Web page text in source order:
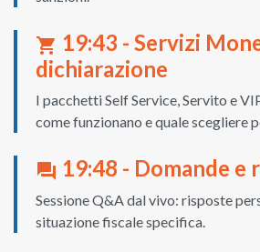
shopping_cart 19:43 - Servizi
dichiarazione
I pacchetti Self Service, Servito e
come funzionano e quale scegliere
question_answer 19:48 - Domande e
Sessione Q&A dal vivo: risposte
situazione fiscale specifica.